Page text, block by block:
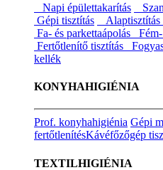
Napi épülettakarítás
Gépi tisztítás
Alaptisztítás
Fa- és parkettaápolás Fém-
Fertőtlenítő tisztítás
kellék
KONYHAHIGIÉNIA
Prof. konyhahigiénia Gépi
fertőtlenítésKávéfőzőgép
TEXTILHIGIÉNIA